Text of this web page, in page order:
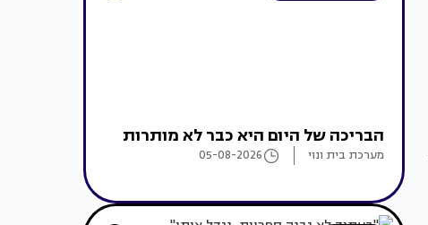
הבריכה של היום היא כבר לא מותרות
מערכת בית ונוי 05-08-2026